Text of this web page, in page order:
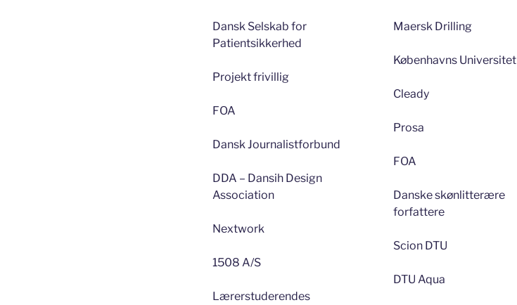
Dansk Selskab for
Patientsikkerhed
Projekt frivillig
FOA
Dansk Journalistforbund
DDA – Dansih Design
Association
Nextwork
1508 A/S
Lærerstuderendes
Maersk Drilling
Københavns Universitet
Cleady
Prosa
FOA
Danske skønlitterære
forfattere
Scion DTU
DTU Aqua